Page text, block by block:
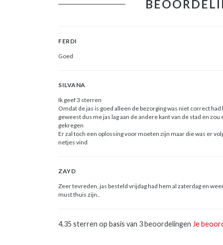
FERDI
Goed
SILVANA
Ik geef 3 sterren
Omdat de jas is goed alleen de bezorging was niet correct
geweest dus me jas lag aan de andere kant van de stad en
gekregen
Er zal toch een oplossing voor moeten zijn maar die was er
netjes vind
ZAYD
Zeer tevreden, jas besteld vrijdag had hem al zaterdag en
must thuis zijn..
4.35 sterren op basis van 3 beoordelingen Je